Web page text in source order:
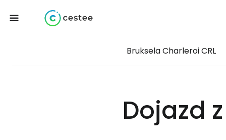
Bruksela Charleroi CRL
Dojazd